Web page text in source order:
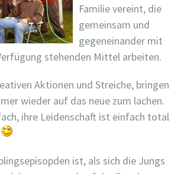
Familie vereint, die
gemeinsam und
gegeneinander mit
stehenden Mittel arbeiten.
Aktionen und Streiche, bringen
wieder auf das neue zum lachen.
ihre Leidenschaft ist einfach total
ist, als sich die Jungs